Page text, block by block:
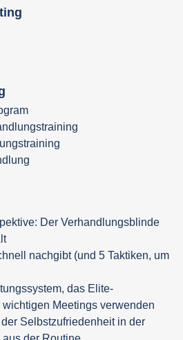
Der Verhandlungsblinde
nachgibt (und 5 Taktiken, um
das Elite-
Meetings verwenden
Selbstzufriedenheit in der